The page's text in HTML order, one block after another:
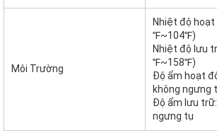
Môi Trường
Nhiệt độ
℉~104℉)
Nhiệt độ lưu
℉~158℉)
Độ ẩm hoạt
không ngưng
Độ ẩm lưu
ngưng tụ